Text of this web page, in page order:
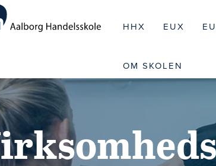
HHX EUX
OM SKOLEN